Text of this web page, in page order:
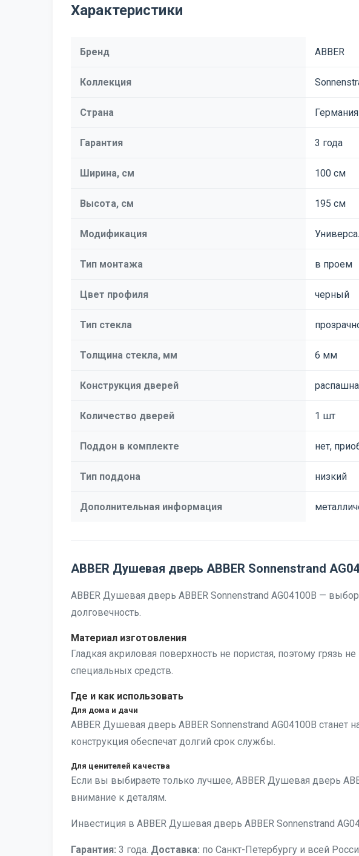
Характеристики
Бренд ABBER
Коллекция
Страна Германия
Гарантия 3 года
Ширина, см 100 см
Высота, см 195 см
Модификация
Тип монтажа в проем
Цвет профиля черный
Тип стекла
Толщина стекла, мм 6 мм
Конструкция дверей
Количество дверей 1 шт
Поддон в комплекте нет,
Тип поддона низкий
Дополнительная информация
ABBER Душевая дверь ABBER Sonnenstrand
ABBER Душевая дверь ABBER Sonnenstrand AG04100B —
долговечность.
Материал изготовления
Гладкая акриловая поверхность не пористая, поэтому грязь
специальных средств.
Где и как использовать
Для дома и дачи
ABBER Душевая дверь ABBER Sonnenstrand AG04100B
конструкция обеспечат долгий срок службы.
Для ценителей качества
Если вы выбираете только лучшее, ABBER Душевая дверь
внимание к деталям.
Инвестиция в ABBER Душевая дверь ABBER Sonnenstrand
Гарантия: 3 года. Доставка: по Санкт-Петербургу и всей